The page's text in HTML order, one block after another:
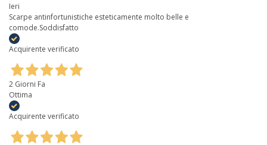
Ieri
Scarpe antinfortunistiche esteticamente molto belle e
comode.Soddisfatto
Acquirente verificato
2 Giorni Fa
Ottima
Acquirente verificato